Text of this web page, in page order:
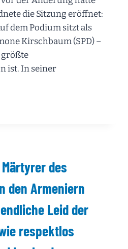
die Sitzung eröffnet:
dem Podium sitzt als
Kirschbaum (SPD) –
größte
ist. In seiner
des
den Armeniern
Leid der
respektlos